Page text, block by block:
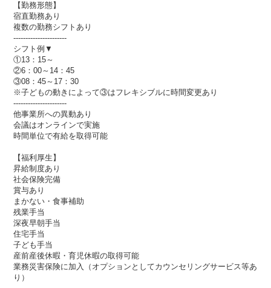
【勤務形態】
宿直勤務あり
複数の勤務シフトあり
----------------------
シフト例▼
①13：15～
②6：00～14：45
③08：45～17：30
※子どもの動きによって③はフレキシブルに時間変更あり
----------------------
他事業所への異動あり
会議はオンラインで実施
時間単位で有給を取得可能
【福利厚生】
昇給制度あり
社会保険完備
賞与あり
まかない・食事補助
残業手当
深夜早朝手当
住宅手当
子ども手当
産前産後休暇・育児休暇の取得可能
業務災害保険に加入（オプションとしてカウンセリングサービス等あ
り）